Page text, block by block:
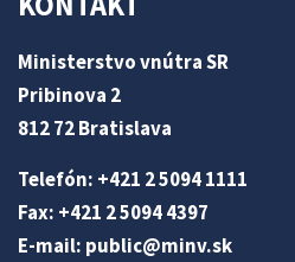
Ministerstvo vnútra SR
Pribinova 2
812 72 Bratislava
Telefón: +421 2 5094 1111
Fax: +421 2 5094 4397
E-mail: public@minv.sk